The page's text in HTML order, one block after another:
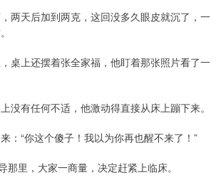
两天后加到两克，这回没多久眼皮就沉了，一
桌上还摆着张全家福，他盯着那张照片看了一
有任何不适，他激动得直接从床上蹦下来。
：“你这个傻子！我以为你再也醒不来了！”
里，大家一商量，决定赶紧上临床。